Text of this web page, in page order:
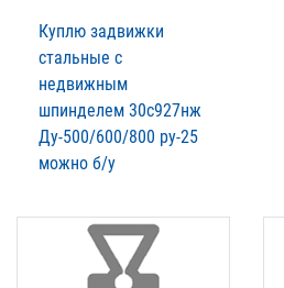
Куплю задвижки
стальные с
недвижным
шпинделем 30с927нж
Ду-500/600/800 ру-25
можно б/у